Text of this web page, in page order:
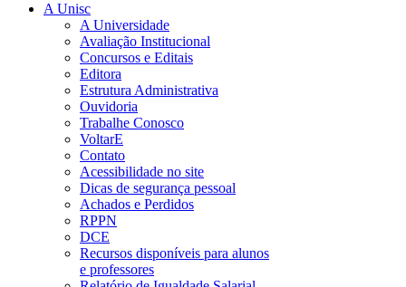
A Unisc
A Universidade
Avaliação Institucional
Concursos e Editais
Editora
Estrutura Administrativa
Ouvidoria
Trabalhe Conosco
VoltarE
Contato
Acessibilidade no site
Dicas de segurança pessoal
Achados e Perdidos
RPPN
DCE
Recursos disponíveis para alunos
e professores